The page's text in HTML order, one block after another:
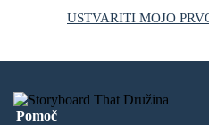
USTVARITI MOJO
Pomoč